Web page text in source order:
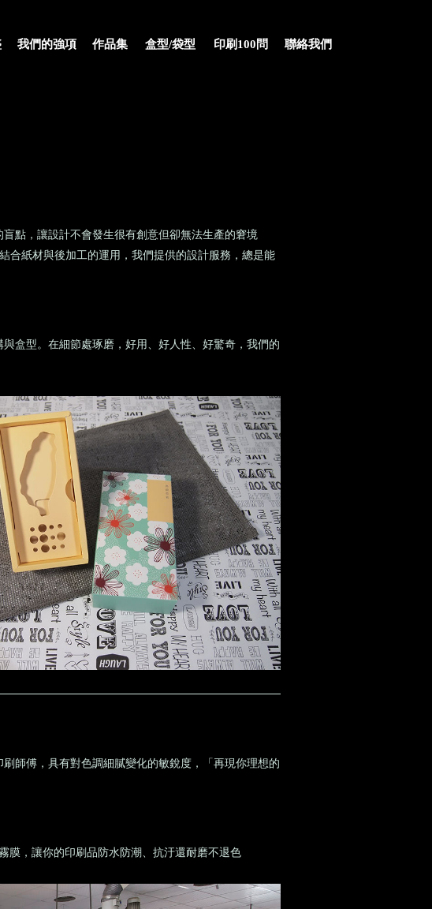
我們的強項 作品集 盒型/袋型 印刷100問 聯絡我們
點，讓設計不會發生很有創意但卻無法生產的窘境
合紙材與後加工的運用，我們提供的設計服務，總是能
盒型。在細節處琢磨，好用、好人性、好驚奇，我們的
師傅，具有對色調細膩變化的敏銳度，「再現你理想的
膜，讓你的印刷品防水防潮、抗汙還耐磨不退色